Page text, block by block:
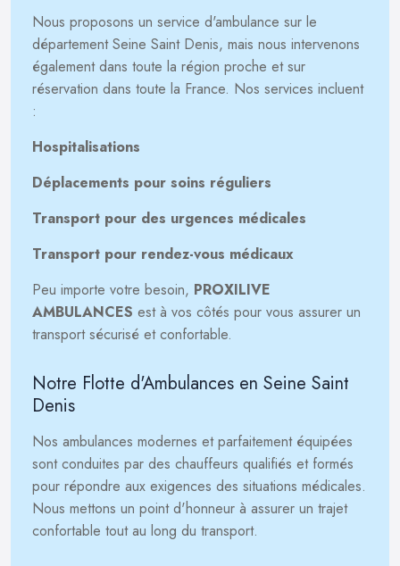
Nous proposons un service d'ambulance sur le
département Seine Saint Denis, mais nous intervenons
également dans toute la région proche et sur
réservation dans toute la France. Nos services incluent
:
Hospitalisations
Déplacements pour soins réguliers
Transport pour des urgences médicales
Transport pour rendez-vous médicaux
Peu importe votre besoin, PROXILIVE
AMBULANCES est à vos côtés pour vous assurer un
transport sécurisé et confortable.
Notre Flotte d'Ambulances en Seine Saint
Denis
Nos ambulances modernes et parfaitement équipées
sont conduites par des chauffeurs qualifiés et formés
pour répondre aux exigences des situations médicales.
Nous mettons un point d'honneur à assurer un trajet
confortable tout au long du transport.